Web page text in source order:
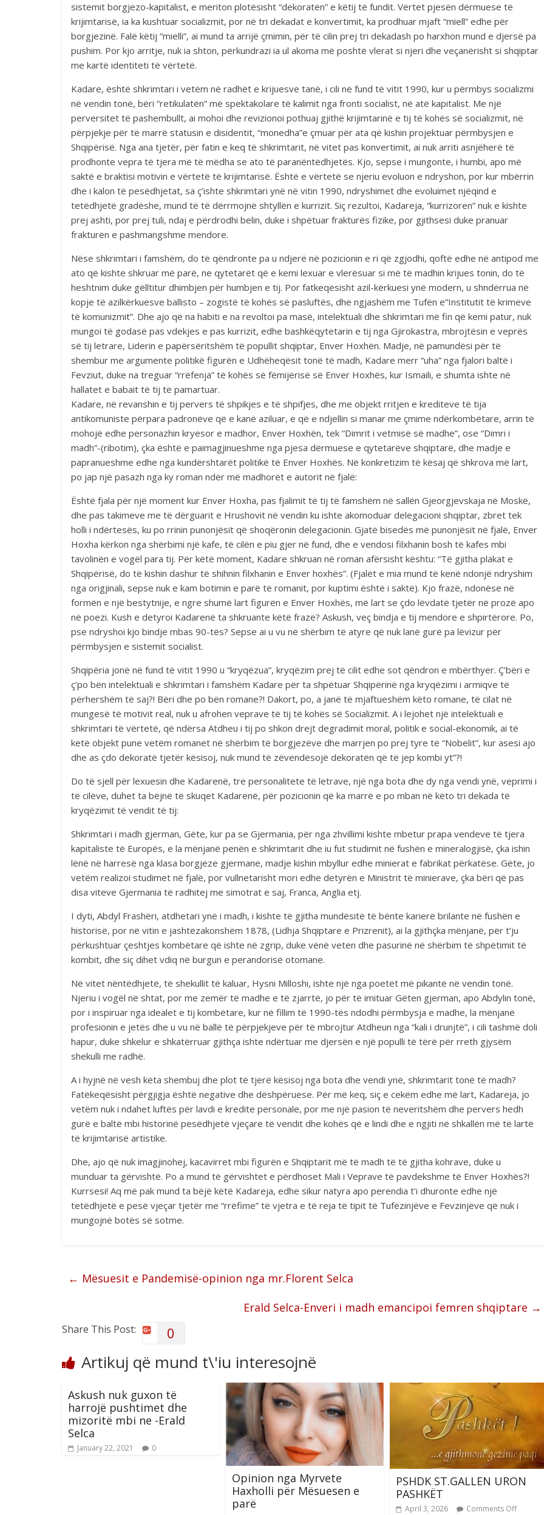
sistemit borgjezo-kapitalist, e meriton plotësisht “dekoratën” e këtij të fundit. Vërtet pjesën dërmuese të
krijimtarisë, ia ka kushtuar socializmit, por në tri dekadat e konvertimit, ka prodhuar mjaft “miell” edhe për
borgjezinë. Falë këtij “mielli”, ai mund ta arrijë çmimin, për të cilin prej tri dekadash po harxhon mund e djersë pa
pushim. Por kjo arritje, nuk ia shton, përkundrazi ia ul akoma më poshtë vlerat si njeri dhe veçanërisht si shqiptar
me kartë identiteti të vërtetë.
Kadare, është shkrimtari i vetëm në radhët e krijuesve tanë, i cili në fund të vitit 1990, kur u përmbys socializmi
në vendin tonë, bëri “retikulatën” më spektakolare të kalimit nga fronti socialist, në atë kapitalist. Me një
perversitet të pashembullt, ai mohoi dhe revizionoi pothuaj gjithë krijimtarinë e tij të kohës së socializmit, në
përpjekje për të marrë statusin e disidentit, “monedha”e çmuar për ata që kishin projektuar përmbysjen e
Shqipërisë. Nga ana tjetër, për fatin e keq të shkrimtarit, në vitet pas konvertimit, ai nuk arriti asnjëherë të
prodhonte vepra të tjera më të mëdha se ato të paranëntëdhjetës. Kjo, sepse i mungonte, i humbi, apo më
saktë e braktisi motivin e vërtetë të krijimtarisë. Është e vërtetë se njeriu evoluon e ndryshon, por kur mbërrin
dhe i kalon të pesëdhjetat, sa ç’ishte shkrimtari ynë në vitin 1990, ndryshimet dhe evoluimet njëqind e
tetëdhjetë gradëshe, mund të të dërrmojnë shtyllën e kurrizit. Siç rezultoi, Kadareja, “kurrizoren” nuk e kishte
prej ashti, por prej tuli, ndaj e përdrodhi belin, duke i shpëtuar frakturës fizike, por gjithsesi duke pranuar
frakturën e pashmangshme mendore.
Nëse shkrimtari i famshëm, do të qëndronte pa u ndjerë në pozicionin e ri që zgjodhi, qoftë edhe në antipod me
ato që kishte shkruar më parë, ne qytetarët që e kemi lexuar e vlerësuar si më të madhin krijues tonin, do të
heshtnim duke gëlltitur dhimbjen për humbjen e tij. Por fatkeqësisht azil-kërkuesi ynë modern, u shndërrua në
kopje të azilkërkuesve ballisto – zogistë të kohës së pasluftës, dhe ngjashëm me Tufën e”Institutit të krimeve
të komunizmit”. Dhe ajo që na habiti e na revoltoi pa masë, intelektuali dhe shkrimtari më fin që kemi patur, nuk
mungoi të godasë pas vdekjes e pas kurrizit, edhe bashkëqytetarin e tij nga Gjirokastra, mbrojtësin e veprës
së tij letrare, Liderin e papërsëritshëm të popullit shqiptar, Enver Hoxhën. Madje, në pamundësi për të
shembur me argumente politikë figurën e Udhëheqësit tonë të madh, Kadare merr “uha” nga fjalori baltë i
Fevziut, duke na treguar “rrëfenja” të kohës së fëmijërisë së Enver Hoxhës, kur Ismaili, e shumta ishte në
hallatet e babait të tij të pamartuar.
Kadare, në revanshin e tij pervers të shpikjes e të shpifjes, dhe me objekt rritjen e krediteve të tija
antikomuniste përpara padronëve që e kanë aziluar, e që e ndjellin si manar me çmime ndërkombëtare, arrin të
mohojë edhe personazhin kryesor e madhor, Enver Hoxhën, tek “Dimrit i vetmisë së madhe”, ose “Dimri i
madh”-(ribotim), çka është e paimagjinueshme nga pjesa dërmuese e qytetarëve shqiptarë, dhe madje e
papranueshme edhe nga kundërshtarët politikë të Enver Hoxhës. Në konkretizim të kësaj që shkrova më lart,
po jap një pasazh nga ky roman ndër më madhorët e autorit në fjalë:
Është fjala për një moment kur Enver Hoxha, pas fjalimit të tij të famshëm në sallën Gjeorgjevskaja në Moskë,
dhe pas takimeve me të dërguarit e Hrushovit në vendin ku ishte akomoduar delegacioni shqiptar, zbret tek
holli i ndërtesës, ku po rrinin punonjësit që shoqëronin delegacionin. Gjatë bisedës më punonjësit në fjalë, Enver
Hoxha kërkon nga shërbimi një kafe, të cilën e piu gjer në fund, dhe e vendosi filxhanin bosh të kafes mbi
tavolinën e vogël para tij. Për këtë moment, Kadare shkruan në roman afërsisht kështu: “Të gjitha plakat e
Shqipërisë, do të kishin dashur të shihnin filxhanin e Enver hoxhës”. (Fjalët e mia mund të kenë ndonjë ndryshim
nga origjinali, sepse nuk e kam botimin e parë të romanit, por kuptimi është i saktë). Kjo frazë, ndonëse në
formën e një bestytnije, e ngre shumë lart figurën e Enver Hoxhës, më lart se çdo lëvdatë tjetër në prozë apo
në poezi. Kush e detyroi Kadarenë ta shkruante këtë frazë? Askush, veç bindja e tij mendore e shpirtërore. Po,
pse ndryshoi kjo bindje mbas 90-tës? Sepse ai u vu në shërbim të atyre që nuk lanë gurë pa lëvizur për
përmbysjen e sistemit socialist.
Shqipëria jonë në fund të vitit 1990 u “kryqëzua”, kryqëzim prej të cilit edhe sot qëndron e mbërthyer. Ç’bëri e
ç’po bën intelektuali e shkrimtari i famshëm Kadare për ta shpëtuar Shqipërinë nga kryqëzimi i armiqve të
përhershëm të saj?! Bëri dhe po bën romane?! Dakort, po, a janë të mjaftueshëm këto romane, të cilat në
mungesë të motivit real, nuk u afrohen veprave të tij të kohës së Socializmit. A i lejohet një intelektuali e
shkrimtari të vërtetë, që ndërsa Atdheu i tij po shkon drejt degradimit moral, politik e social-ekonomik, ai të
ketë objekt pune vetëm romanet në shërbim të borgjezëve dhe marrjen po prej tyre të “Nobelit”, kur asesi ajo
dhe as çdo dekoratë tjetër kësisoj, nuk mund të zëvendësojë dekoratën që të jep kombi yt”?!
Do të sjell për lexuesin dhe Kadarenë, tre personalitete të letrave, një nga bota dhe dy nga vendi ynë, veprimi i
të cilëve, duhet ta bëjnë të skuqet Kadarenë, për pozicionin që ka marrë e po mban në këto tri dekada të
kryqëzimit të vendit të tij:
Shkrimtari i madh gjerman, Gëte, kur pa se Gjermania, për nga zhvillimi kishte mbetur prapa vendeve të tjera
kapitaliste të Europës, e la mënjanë penën e shkrimtarit dhe iu fut studimit në fushën e mineralogjisë, çka ishin
lënë në harresë nga klasa borgjeze gjermane, madje kishin mbyllur edhe minierat e fabrikat përkatëse. Gëte, jo
vetëm realizoi studimet në fjalë, por vullnetarisht mori edhe detyrën e Ministrit të minierave, çka bëri që pas
disa viteve Gjermania të radhitej me simotrat e saj, Franca, Anglia etj.
I dyti, Abdyl Frashëri, atdhetari ynë i madh, i kishte të gjitha mundësitë të bënte karierë brilante në fushën e
historisë, por në vitin e jashtëzakonshëm 1878, (Lidhja Shqiptare e Prizrenit), ai la gjithçka mënjanë, për t’ju
përkushtuar çeshtjes kombëtare që ishte në zgrip, duke vënë veten dhe pasurinë në shërbim të shpëtimit të
kombit, dhe siç dihet vdiq në burgun e perandorisë otomane.
Në vitet nëntëdhjetë, të shekullit të kaluar, Hysni Milloshi, ishte një nga poetët më pikantë në vendin tonë.
Njeriu i vogël në shtat, por me zemër të madhe e të zjarrtë, jo për të imituar Gëten gjerman, apo Abdylin tonë,
por i inspiruar nga idealet e tij kombëtare, kur në fillim të 1990-tës ndodhi përmbysja e madhe, la mënjanë
profesionin e jetës dhe u vu në ballë të përpjekjeve për të mbrojtur Atdheun nga “kali i drunjtë”, i cili tashmë doli
hapur, duke shkelur e shkatërruar gjithça ishte ndërtuar me djersën e një populli të tërë për rreth gjysëm
shekulli me radhë.
A i hyjnë në vesh këta shembuj dhe plot të tjerë kësisoj nga bota dhe vendi ynë, shkrimtarit tonë të madh?
Fatëkeqësisht përgjigja është negative dhe dëshpëruese. Për më keq, siç e cekëm edhe më lart, Kadareja, jo
vetëm nuk i ndahet luftës për lavdi e kredite personale, por me një pasion të neveritshëm dhe pervers hedh
gurë e baltë mbi historinë pesëdhjetë vjeçare të vendit dhe kohës që e lindi dhe e ngjiti në shkallën më të lartë
të krijimtarisë artistike.
Dhe, ajo që nuk imagjinohej, kacavirret mbi figurën e Shqiptarit më të madh të të gjitha kohrave, duke u
munduar ta gërvishtë. Po a mund të gërvishtet e përdhoset Mali i Veprave të pavdekshme të Enver Hoxhës?!
Kurrsesi! Aq më pak mund ta bëjë këtë Kadareja, edhe sikur natyra apo perendia t’i dhuronte edhe një
tetëdhjetë e pesë vjeçar tjetër me “rrëfime” të vjetra e të reja të tipit të Tufëzinjëve e Fevzinjëve që nuk i
mungojnë botës së sotme.
← Mësuesit e Pandemisë-opinion nga mr.Florent Selca
Erald Selca-Enveri i madh emancipoi femren shqiptare →
Share This Post: 0
Artikuj që mund t\'iu interesojnë
Askush nuk guxon të
harrojë pushtimet dhe
mizoritë mbi ne -Erald
Selca
January 22, 2021 0
Opinion nga Myrvete
Haxholli për Mësuesen e
parë
PSHDK ST.GALLEN URON
PASHKËT
April 3, 2026 Comments Off